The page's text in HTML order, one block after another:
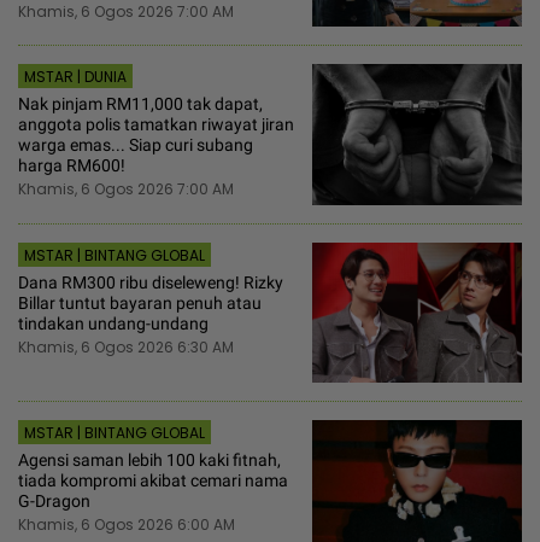
Khamis, 6 Ogos 2026 7:00 AM
MSTAR | DUNIA
Nak pinjam RM11,000 tak dapat,
anggota polis tamatkan riwayat jiran
warga emas... Siap curi subang
harga RM600!
Khamis, 6 Ogos 2026 7:00 AM
MSTAR | BINTANG GLOBAL
Dana RM300 ribu diseleweng! Rizky
Billar tuntut bayaran penuh atau
tindakan undang-undang
Khamis, 6 Ogos 2026 6:30 AM
MSTAR | BINTANG GLOBAL
Agensi saman lebih 100 kaki fitnah,
tiada kompromi akibat cemari nama
G-Dragon
Khamis, 6 Ogos 2026 6:00 AM